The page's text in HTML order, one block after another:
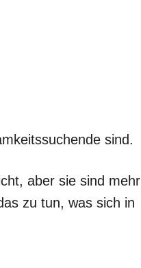
sind.
aber sie sind mehr
zu tun, was sich in